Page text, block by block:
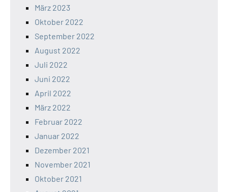
März 2023
Oktober 2022
September 2022
August 2022
Juli 2022
Juni 2022
April 2022
März 2022
Februar 2022
Januar 2022
Dezember 2021
November 2021
Oktober 2021